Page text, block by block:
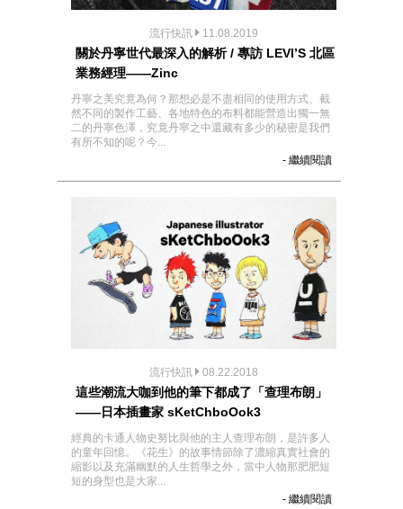
流行快訊 11.08.2019
關於丹寧世代最深入的解析 / 專訪 LEVI’S 北區
業務經理——Zinc
丹寧之美究竟為何？那想必是不盡相同的使用方式、截
然不同的製作工藝、各地特色的布料都能營造出獨一無
二的丹寧色澤，究竟丹寧之中還藏有多少的秘密是我們
有所不知的呢？今...
- 繼續閱讀
流行快訊 08.22.2018
這些潮流大咖到他的筆下都成了「查理布朗」
——日本插畫家 sKetChboOok3
經典的卡通人物史努比與他的主人查理布朗，是許多人
的童年回憶。《花生》的故事情節除了濃縮真實社會的
縮影以及充滿幽默的人生哲學之外，當中人物那肥肥短
短的身型也是大家...
- 繼續閱讀